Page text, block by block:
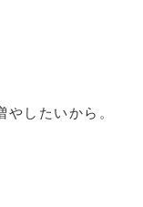
したいから。